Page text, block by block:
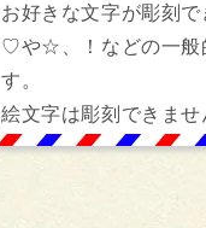
お好きな文字が彫刻で
♡や☆、！などの一般
す。
絵文字は彫刻できませ